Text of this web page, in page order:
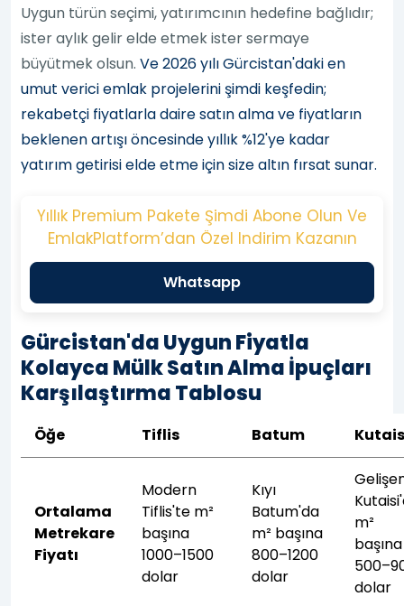
Uygun türün seçimi, yatırımcının hedefine bağlıdır;
ister aylık gelir elde etmek ister sermaye
büyütmek olsun.Ve 2026 yılı Gürcistan'daki en
umut verici emlak projelerini şimdi keşfedin;
rekabetçi fiyatlarla daire satın alma ve fiyatların
beklenen artışı öncesinde yıllık %12'ye kadar
yatırım getirisi elde etme için size altın fırsat sunar.
Yıllık Premium Pakete Şimdi Abone Olun Ve
EmlakPlatform’dan Özel Indirim Kazanın
Whatsapp
Gürcistan'da Uygun Fiyatla
Kolayca Mülk Satın Alma İpuçları
Karşılaştırma Tablosu
Öğe Tiflis Batum
Ortalama
Metrekare
Fiyatı
Modern
Tiflis'te m²
başına
1000–1500
dolar
Kıyı
Batum'da
m² başına
800–1200
dolar
m²
başına
dolar